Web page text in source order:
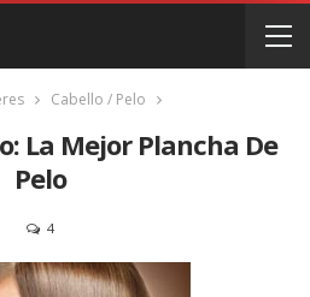
Cabello / Pelo
La Mejor Plancha De
Pelo
4